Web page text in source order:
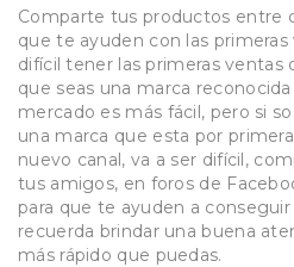
Comparte tus productos entre
que te ayuden con las
difícil tener las primeras ventas
que seas una marca
mercado es más fácil, pero si
una marca que esta por
nuevo canal, va a ser difícil,
tus amigos, en foros de
para que te ayuden a
recuerda brindar una buena
más rápido que puedas.